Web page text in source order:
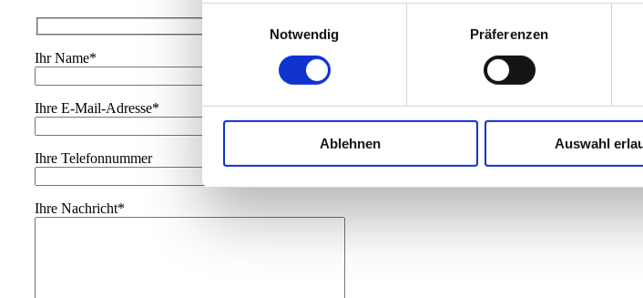
Notwendig
Präferenzen
Ablehnen Auswahl
Ihr Name*
Ihre E-Mail-Adresse*
Ihre Telefonnummer
Ihre Nachricht*